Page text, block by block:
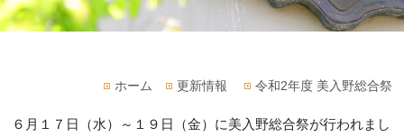
ホーム 更新情報 令和2年度 美入野総合祭
６月１７日（水）～１９日（金）に美入野総合祭が行われまし